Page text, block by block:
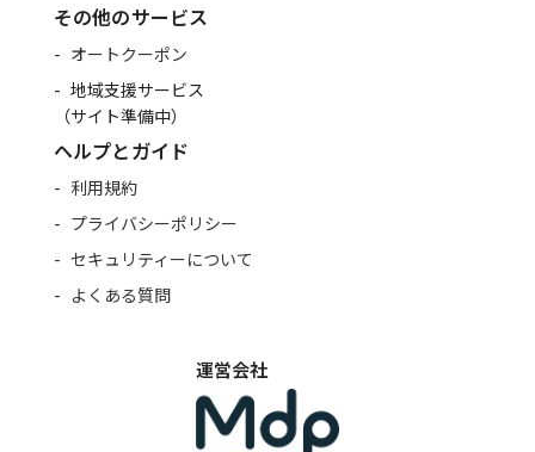
運営会社
その他のサービス
オートクーポン
地域支援サービス
（サイト準備中）
ヘルプとガイド
利用規約
プライバシーポリシー
セキュリティーについて
よくある質問